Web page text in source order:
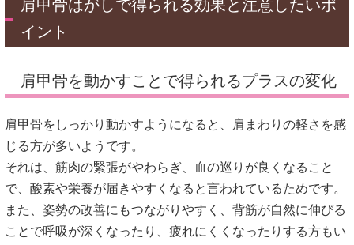
肩甲骨はがしで得られる効果と注意したいポ
イント
肩甲骨を動かすことで得られるプラスの変化
肩甲骨をしっかり動かすようになると、肩まわりの軽さを感
じる方が多いようです。
それは、筋肉の緊張がやわらぎ、血の巡りが良くなること
で、酸素や栄養が届きやすくなると言われているためです。
また、姿勢の改善にもつながりやすく、背筋が自然に伸びる
ことで呼吸が深くなったり、疲れにくくなったりする方もい